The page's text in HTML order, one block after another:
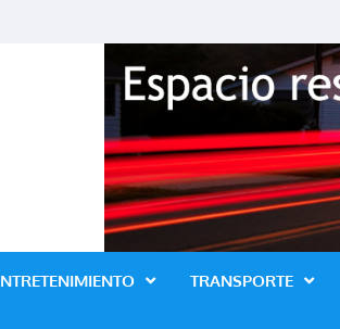
Revista Lo Ultimo
TRANSPORTE